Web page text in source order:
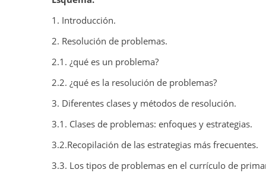
1. Introducción.
2. Resolución de problemas.
2.1. ¿qué es un problema?
2.2. ¿qué es la resolución de problemas?
3. Diferentes clases y métodos de resolución.
3.1. Clases de problemas: enfoques y estrategias.
3.2.Recopilación de las estrategias más frecuentes.
3.3. Los tipos de problemas en el currículo de